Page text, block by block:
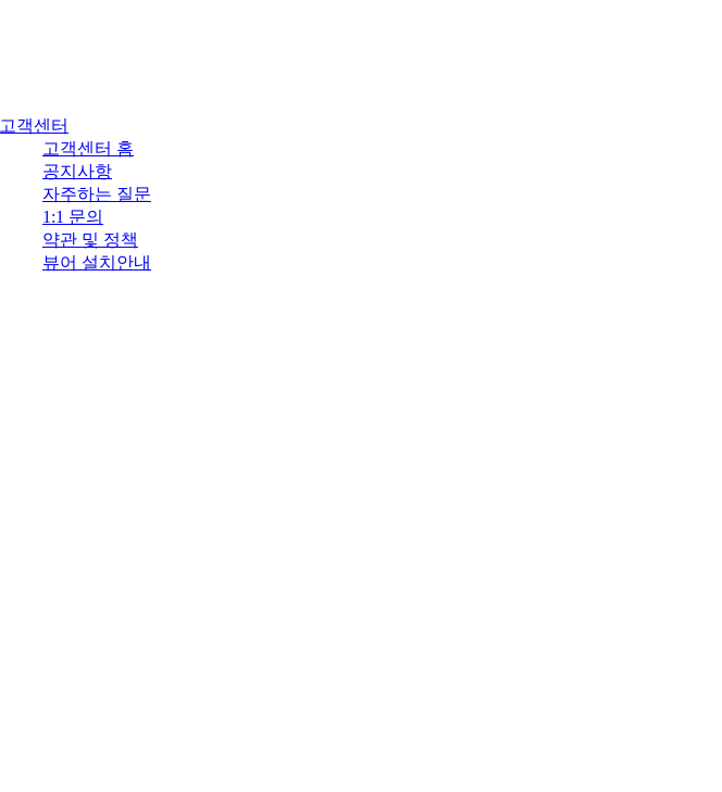
고객센터
고객센터 홈
공지사항
자주하는 질문
1:1 문의
약관 및 정책
뷰어 설치안내